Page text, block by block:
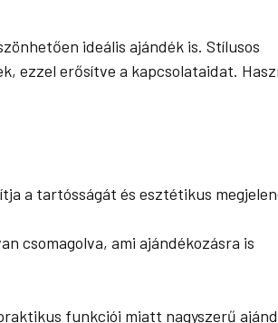
ideális ajándék is. Stílusos
ezzel erősítve a kapcsolataidat.
a tartósságát és esztétikus
csomagolva, ami ajándékozásra is
funkciói miatt nagyszerű